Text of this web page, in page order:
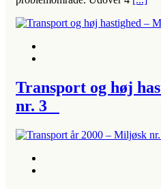
Transport og høj
nr. 3